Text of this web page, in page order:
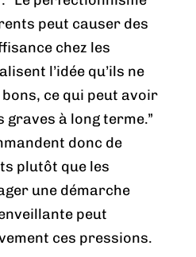
peut causer des
chez les
l’idée qu’ils ne
ce qui peut avoir
à long terme.”
donc de
plutôt que les
une démarche
peut
ces pressions.